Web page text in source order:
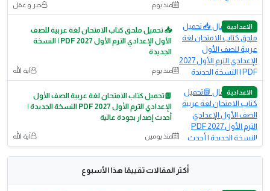
منذ يوم حبر و عقل
الاعدادية
📥 تحميل ملحق كتاب الامتحان لغة عربية للصف
الأول الإعدادي الترم الأول 2027 PDF | النسخة
الجديدة
منذ يوم آية الله
الاعدادية
📗تحميل كتاب الامتحان لغة عربية الصف الأول
الإعدادي الترم الأول 2027 PDF النسخة الجديدة |
أحدث إصدار بجودة عالية
منذ يومين آية الله
أكثر المقالات تقييمًا هذا الأسبوع